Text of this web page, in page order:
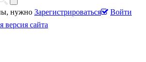
нужно Зарегистрироваться
Войти
версия сайта